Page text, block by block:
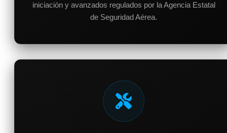
iniciación y avanzados regulados por la Agencia Estatal
de Seguridad Aérea.